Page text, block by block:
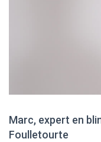
Marc, expert en
Foulletourte